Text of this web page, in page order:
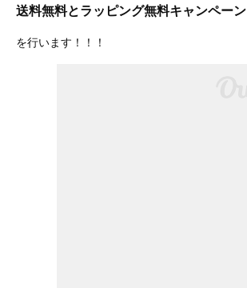
送料無料とラッピング無料キャンペーン
を行います！！！